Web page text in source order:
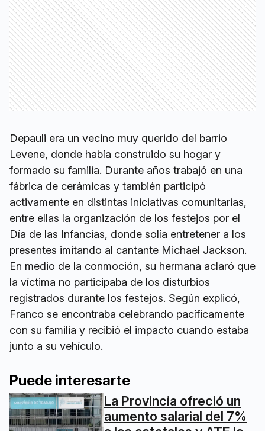
Depauli era un vecino muy querido del barrio
Levene, donde había construido su hogar y
formado su familia. Durante años trabajó en una
fábrica de cerámicas y también participó
activamente en distintas iniciativas comunitarias,
entre ellas la organización de los festejos por el
Día de las Infancias, donde solía entretener a los
presentes imitando al cantante Michael Jackson.
En medio de la conmoción, su hermana aclaró que
la víctima no participaba de los disturbios
registrados durante los festejos. Según explicó,
Franco se encontraba celebrando pacíficamente
con su familia y recibió el impacto cuando estaba
junto a su vehículo.
Puede interesarte
La Provincia ofreció un
aumento salarial del 7%